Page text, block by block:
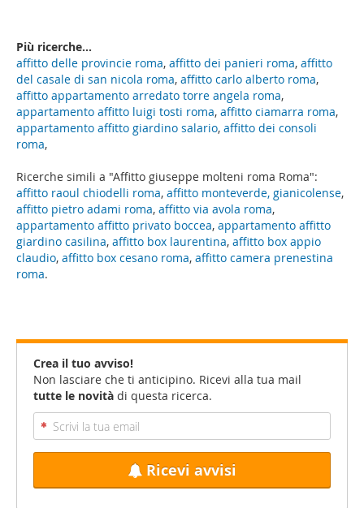
Ricerche simili a "Affitto giuseppe molteni roma Roma":
affitto raoul chiodelli roma, affitto monteverde, gianicolense,
affitto pietro adami roma, affitto via avola roma,
appartamento affitto privato boccea, appartamento affitto
giardino casilina, affitto box laurentina, affitto box appio
claudio, affitto box cesano roma, affitto camera prenestina
roma.
Più ricerche...
affitto delle provincie roma, affitto dei panieri roma, affitto
del casale di san nicola roma, affitto carlo alberto roma,
affitto appartamento arredato torre angela roma,
appartamento affitto luigi tosti roma, affitto ciamarra roma,
appartamento affitto giardino salario, affitto dei consoli
roma,
Crea il tuo avviso!
Non lasciare che ti anticipino. Ricevi alla tua mail
tutte le novità di questa ricerca.
Ricevi avvisi